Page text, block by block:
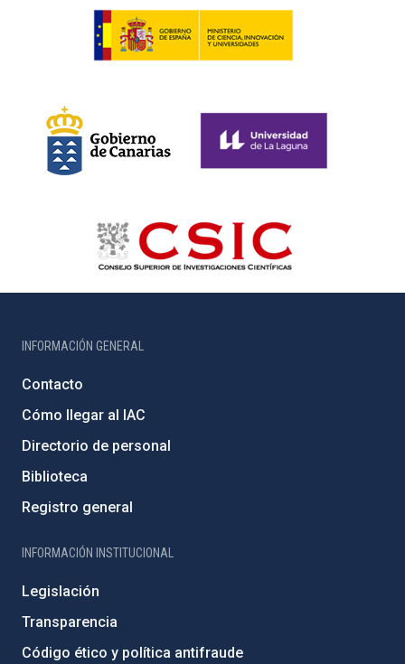
INFORMACIÓN GENERAL
Contacto
Cómo llegar al IAC
Directorio de personal
Biblioteca
Registro general
INFORMACIÓN INSTITUCIONAL
Legislación
Transparencia
Código ético y política antifraude